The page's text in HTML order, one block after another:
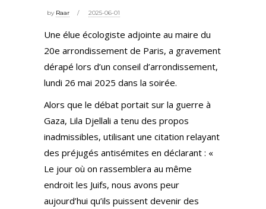
by Raar 2025-06-01
Une élue écologiste adjointe au maire du
20e arrondissement de Paris, a gravement
dérapé lors d’un conseil d’arrondissement,
lundi 26 mai 2025 dans la soirée.
Alors que le débat portait sur la guerre à
Gaza, Lila Djellali a tenu des propos
inadmissibles, utilisant une citation relayant
des préjugés antisémites en déclarant : «
Le jour où on rassemblera au même
endroit les Juifs, nous avons peur
aujourd’hui qu’ils puissent devenir des